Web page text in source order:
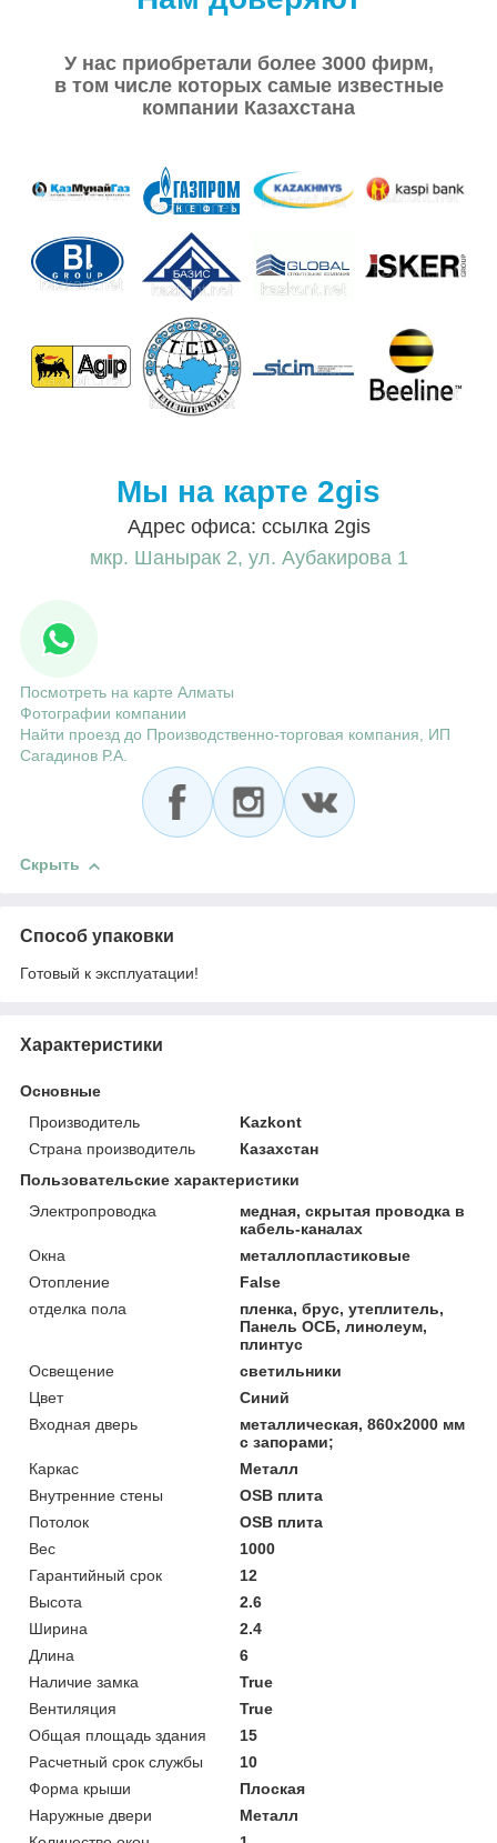
У нас приобретали более 3000 фирм,
в том числе которых самые известные
компании Казахстана
Мы на карте 2gis
Адрес офиса: ссылка 2gis
мкр. Шанырак 2, ул. Аубакирова 1
Посмотреть на карте Алматы
Фотографии компании
Найти проезд до Производственно-торговая компания, ИП
Сагадинов Р.А.
Скрыть
Способ упаковки
Готовый к эксплуатации!
Характеристики
Основные
Производитель
Kazkont
Страна производитель
Казахстан
Пользовательские характеристики
Электропроводка
медная, скрытая проводка в
кабель-каналах
Окна
металлопластиковые
Отопление
False
отделка пола
пленка, брус, утеплитель,
Панель ОСБ, линолеум,
плинтус
Освещение
светильники
Цвет
Синий
Входная дверь
металлическая, 860х2000 мм
с запорами;
Каркас
Металл
Внутренние стены
OSB плита
Потолок
OSB плита
Вес
1000
Гарантийный срок
12
Высота
2.6
Ширина
2.4
Длина
6
Наличие замка
True
Вентиляция
True
Общая площадь здания
15
Расчетный срок службы
10
Форма крыши
Плоская
Наружные двери
Металл